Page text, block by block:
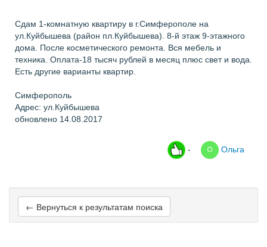
Сдам 1-комнатную квартиру в г.Симферополе на
ул.Куйбышева (район пл.Куйбышева). 8-й этаж 9-этажного
дома. После косметического ремонта. Вся мебель и
техника. Оплата-18 тысяч рублей в месяц плюс свет и вода.
Есть другие варианты квартир.
Симферополь
Адрес: ул.Куйбышева
обновлено 14.08.2017
- Ольга
← Вернуться к результатам поиска